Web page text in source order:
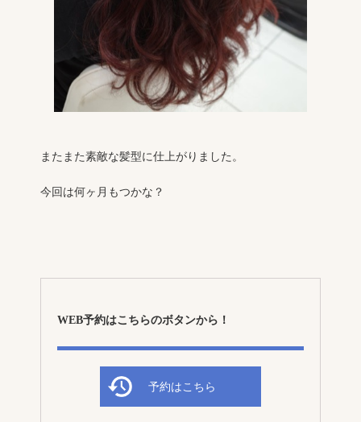
またまた素敵な髪型に仕上がりました。
今回は何ヶ月もつかな？
WEB予約はこちらのボタンから！
予約はこちら